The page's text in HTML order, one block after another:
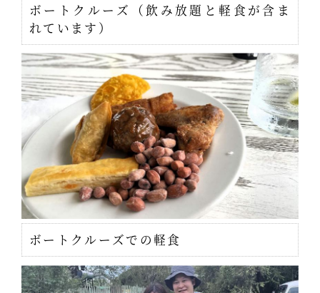
ボートクルーズ（飲み放題と軽食が含ま
れています）
ボートクルーズでの軽食